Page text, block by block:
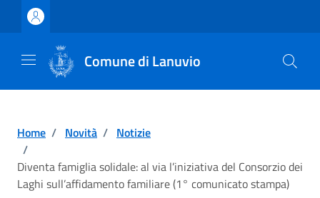
Vai ai contenuti
Vai al footer
Comune di Lanuvio
Home / Novità / Notizie
/
Diventa famiglia solidale: al via l’iniziativa del Consorzio dei
Laghi sull’affidamento familiare (1° comunicato stampa)